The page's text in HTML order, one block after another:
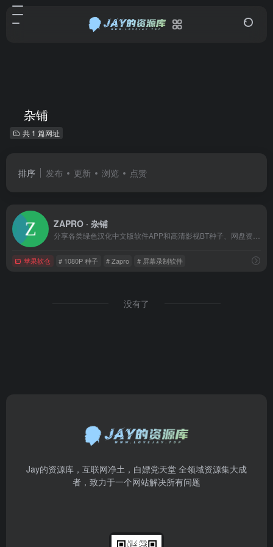
杂铺
共 1 篇网址
排序 发布 更新 浏览 点赞
ZAPRO · 杂铺
苹果软仓 # 1080P 种子 # Zapro # 屏幕录制软件
没有了
Jay的资源库，互联网净土，白嫖党天堂 全领域资源集大成
者，致力于一个网站解决所有问题